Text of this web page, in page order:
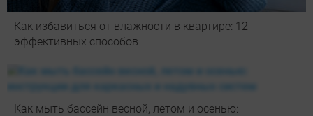
Как избавиться от влажности в квартире: 12
эффективных способов
Как мыть бассейн весной, летом и осенью: